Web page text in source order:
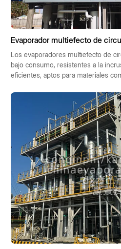
Evaporador multiefecto de
Los evaporadores multiefecto de
bajo consumo, resistentes a la
eficientes, aptos para materiales
industrias química, farmacéutica,
ambiental, contribuyendo al